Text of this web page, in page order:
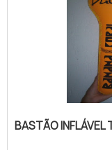
BASTÃO INFLÁVEL